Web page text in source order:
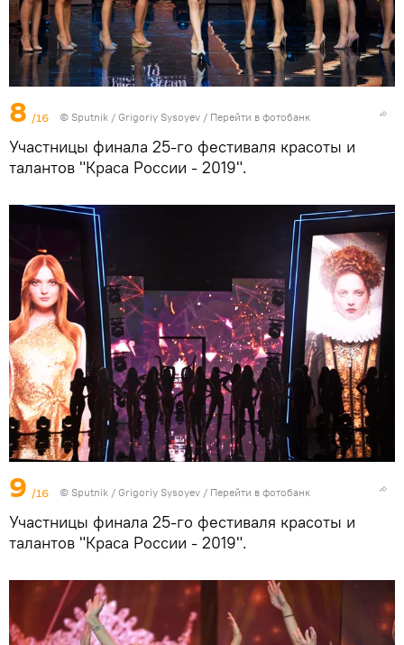
8 /16 © Sputnik / Grigoriy Sysoyev / Перейти в фотобанк
Участницы финала 25-го фестиваля красоты и
талантов "Краса России - 2019".
9 /16 © Sputnik / Grigoriy Sysoyev / Перейти в фотобанк
Участницы финала 25-го фестиваля красоты и
талантов "Краса России - 2019".